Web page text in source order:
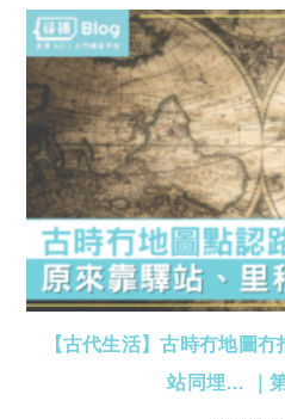
【古代生活】古時冇地圖
站同埋… ｜